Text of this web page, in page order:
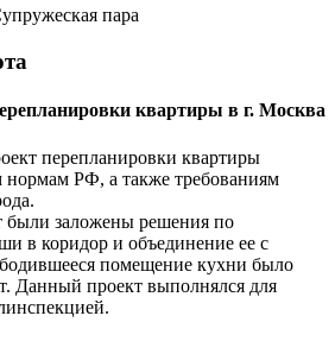
пара
квартиры в г. Москва
перепланировки квартиры
нормам РФ, а также требованиям
были заложены решения по
в коридор и объединение ее с
помещение кухни было
Данный проект выполнялся для